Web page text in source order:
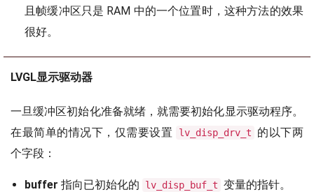
且帧缓冲区只是 RAM 中的一个位置时，这种方法的效果
很好。
LVGL显示驱动器
一旦缓冲区初始化准备就绪，就需要初始化显示驱动程序。
在最简单的情况下，仅需要设置
lv_disp_drv_t
的以下两
个字段：
buffer 指向已初始化的 lv_disp_buf_t 变量的指针。